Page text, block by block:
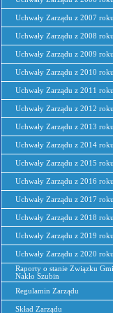
Uchwały Zarządu z 2007 roku
Uchwały Zarządu z 2008 roku
Uchwały Zarządu z 2009 roku
Uchwały Zarządu z 2010 roku
Uchwały Zarządu z 2011 roku
Uchwały Zarządu z 2012 roku
Uchwały Zarządu z 2013 roku
Uchwały Zarządu z 2014 roku
Uchwały Zarządu z 2015 roku
Uchwały Zarządu z 2016 roku
Uchwały Zarządu z 2017 roku
Uchwały Zarządu z 2018 roku
Uchwały Zarządu z 2019 roku
Uchwały Zarządu z 2020 roku
Raporty o stanie Związku
Nakło Szubin
Regulamin Zarządu
Skład Zarządu